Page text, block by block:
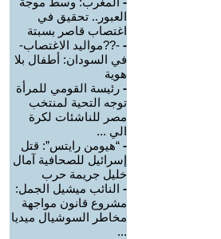
العبور.. تحقيق في
اغتصاب قاصر بسبتة
- -??مواليد الاغتصاب-
في السودان: أطفال بلا
هوية
- رئيسة القومي للمرأة
توجه التحية لمنتخب
مصر للناشئات لكرة
الي ...
- “هيومن رايتس”: قتل
إسرائيل للصحافية آمال
خليل جريمة حرب
- النائب ميشيل الجمل:
مشروع قانون مواجهة
مخاطر السوشيال ميديا
...